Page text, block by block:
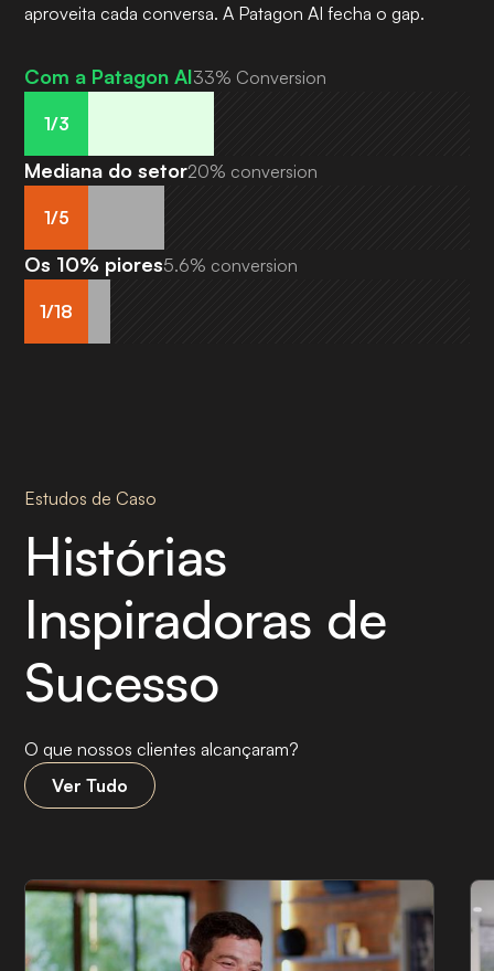
aproveita cada conversa. A Patagon AI fecha o gap.
Com a Patagon AI33% Conversion
1/3
Mediana do setor20% conversion
1/5
Os 10% piores5.6% conversion
1/18
Estudos de Caso
Histórias
Inspiradoras de
Sucesso
O que nossos clientes alcançaram?
Ver Tudo